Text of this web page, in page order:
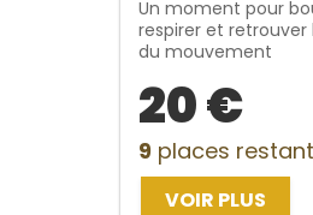
Un moment pour
respirer et retrouver
du mouvement
20 €
9 places
VOIR PLUS